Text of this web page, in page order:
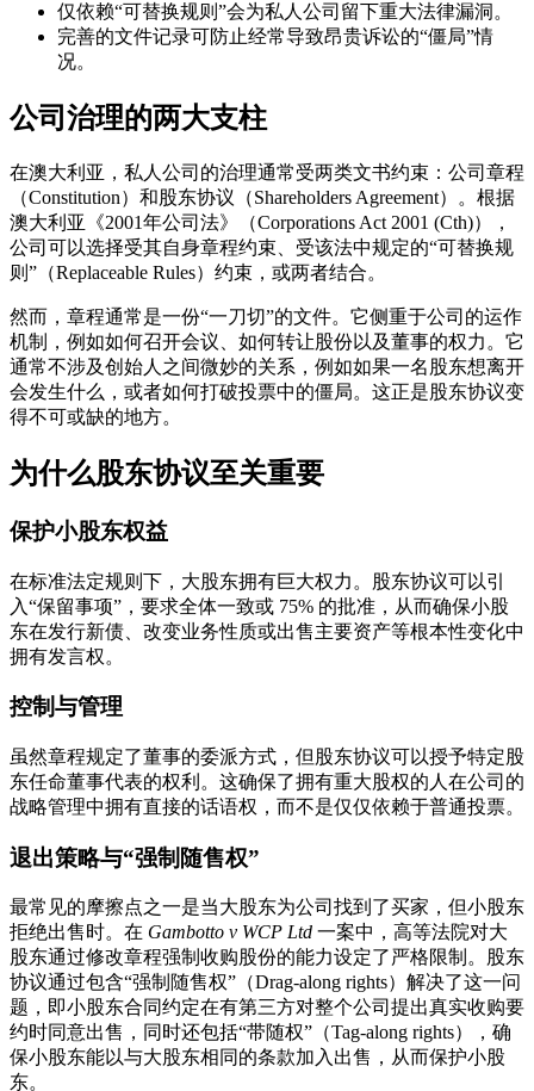
仅依赖“可替换规则”会为私人公司留下重大法律漏洞。
完善的文件记录可防止经常导致昂贵诉讼的“僵局”情
况。
公司治理的两大支柱
在澳大利亚，私人公司的治理通常受两类文书约束：公司章程
（Constitution）和股东协议（Shareholders Agreement）。根据
澳大利亚《2001年公司法》（Corporations Act 2001 (Cth)），
公司可以选择受其自身章程约束、受该法中规定的“可替换规
则”（Replaceable Rules）约束，或两者结合。
然而，章程通常是一份“一刀切”的文件。它侧重于公司的运作
机制，例如如何召开会议、如何转让股份以及董事的权力。它
通常不涉及创始人之间微妙的关系，例如如果一名股东想离开
会发生什么，或者如何打破投票中的僵局。这正是股东协议变
得不可或缺的地方。
为什么股东协议至关重要
保护小股东权益
在标准法定规则下，大股东拥有巨大权力。股东协议可以引
入“保留事项”，要求全体一致或 75% 的批准，从而确保小股
东在发行新债、改变业务性质或出售主要资产等根本性变化中
拥有发言权。
控制与管理
虽然章程规定了董事的委派方式，但股东协议可以授予特定股
东任命董事代表的权利。这确保了拥有重大股权的人在公司的
战略管理中拥有直接的话语权，而不是仅仅依赖于普通投票。
退出策略与“强制随售权”
最常见的摩擦点之一是当大股东为公司找到了买家，但小股东
拒绝出售时。在 Gambotto v WCP Ltd 一案中，高等法院对大
股东通过修改章程强制收购股份的能力设定了严格限制。股东
协议通过包含“强制随售权”（Drag-along rights）解决了这一问
题，即小股东合同约定在有第三方对整个公司提出真实收购要
约时同意出售，同时还包括“带随权”（Tag-along rights），确
保小股东能以与大股东相同的条款加入出售，从而保护小股
东。